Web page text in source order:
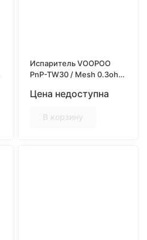
Испаритель VOOPOO
PnP-TW30 / Mesh 0.3ohm
Цена недоступна
В корзину